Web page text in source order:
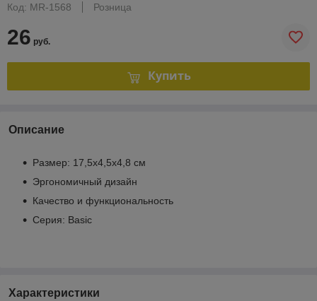
Код: MR-1568
Розница
26 руб.
Купить
Описание
Размер: 17,5х4,5х4,8 см
Эргономичный дизайн
Качество и функциональность
Серия: Basic
Характеристики